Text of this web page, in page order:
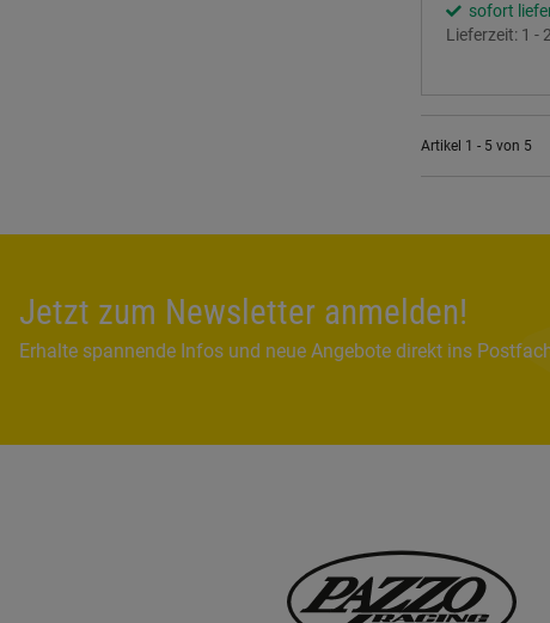
sofort
Lieferzeit: 1 -
Artikel 1 - 5 von 5
Jetzt zum Newsletter anmelden!
Erhalte spannende Infos und neue Angebote direkt ins